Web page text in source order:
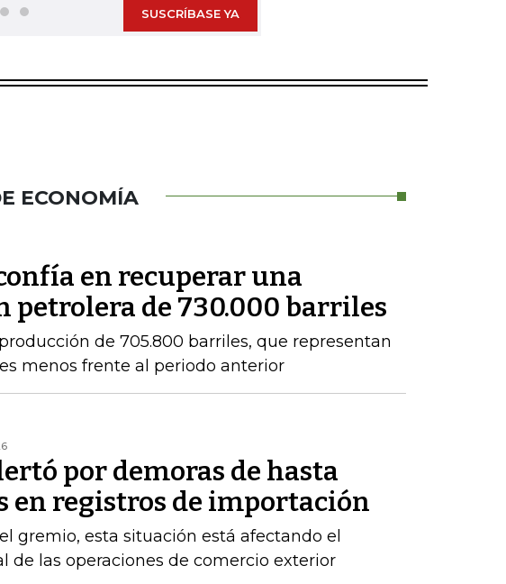
SUSCRÍBASE YA
ECONOMÍA
en recuperar una
petrolera de 730.000 barriles
de 705.800 barriles, que representan
menos frente al periodo anterior
por demoras de hasta
en registros de importación
gremio, esta situación está afectando el
de las operaciones de comercio exterior